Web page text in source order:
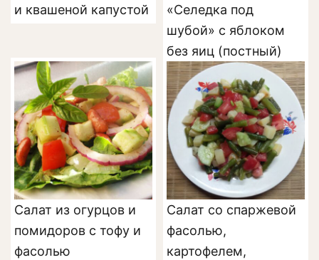
и квашеной капустой
«Селедка под
шубой» с яблоком
без яиц (постный)
Салат из огурцов и
помидоров с тофу и
фасолью
Салат со спаржевой
фасолью,
картофелем,